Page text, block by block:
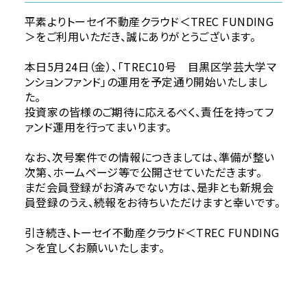
平素よりトーセイ不動産クラウド＜TREC FUNDING
＞をご利用いただき、誠にありがとうございます。
本日5月24日（金）、「TREC10号 目黒区学芸大学マ
ンションファンド」の運用を予定通り開始いたしまし
た。
投資家の皆様のご期待に応えるべく、責任を持ってフ
ァンド運用を行ってまいります。
なお、次号案件での情報につきましては、準備が整い
次第、ホームページ等で公開させていただきます。
まだ会員登録がお済みでない方は、是非とも新規会
員登録のうえ、続報をお待ちいただけますと幸いです。
引き続き、トーセイ不動産クラウド＜TREC FUNDING
＞を宜しくお願いいたします。